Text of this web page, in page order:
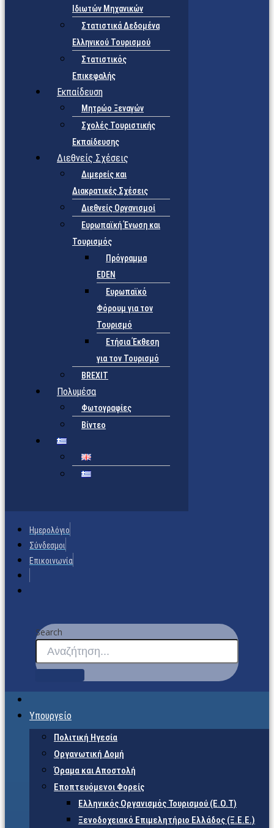
Ιδιωτών Μηχανικών
Στατιστικά Δεδομένα
Ελληνικού Τουρισμού
Στατιστικός
Επικεφαλής
Εκπαίδευση
Μητρώο Ξεναγών
Σχολές Τουριστικής
Εκπαίδευσης
Διεθνείς Σχέσεις
Διμερείς και
Διακρατικές Σχέσεις
Διεθνείς Οργανισμοί
Ευρωπαϊκή Ένωση και
Τουρισμός
Πρόγραμμα
EDEN
Ευρωπαϊκό
Φόρουμ για τον
Τουρισμό
Ετήσια Έκθεση
για τον Τουρισμό
BREXIT
Πολυμέσα
Φωτογραφίες
Βίντεο
Ημερολόγιο
Σύνδεσμοι
Επικοινωνία
Search
Υπουργείο
Πολιτική Ηγεσία
Οργανωτική Δομή
Όραμα και Αποστολή
Εποπτευόμενοι Φορείς
Eλληνικός Οργανισμός Τουρισμού (Ε.Ο.Τ)
Ξενοδοχειακό Επιμελητήριο Ελλάδος (Ξ.Ε.Ε.)